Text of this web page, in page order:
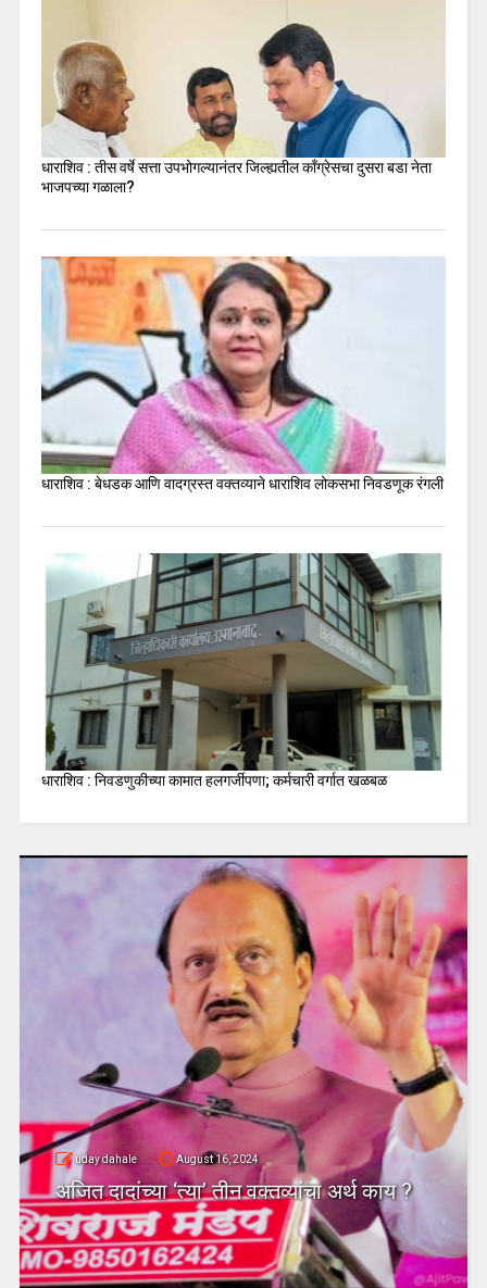
धाराशिव : तीस वर्षे सत्ता उपभोगल्यानंतर जिल्ह्यतील कॉंग्रेसचा दुसरा बडा नेता
भाजपच्या गळाला?
धाराशिव : बेधडक आणि वादग्रस्त वक्तव्याने धाराशिव लोकसभा निवडणूक रंगली
धाराशिव : निवडणुकीच्या कामात हलगर्जीपणा; कर्मचारी वर्गात खळबळ
uday dahale August 16, 2024
अजित दादांच्या ‘त्या’ तीन वक्तव्यांचा अर्थ काय ?